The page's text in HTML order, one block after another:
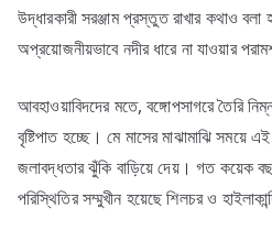
উদ্ধারকারী সরঞ্জাম প্রস্তুত রাখার কথাও বলা
অপ্রয়োজনীয়ভাবে নদীর ধারে না যাওয়ার
আবহাওয়াবিদদের মতে, বঙ্গোপসাগরে তৈরি
বৃষ্টিপাত হচ্ছে। মে মাসের মাঝামাঝি সময়ে
জলাবদ্ধতার ঝুঁকি বাড়িয়ে দেয়। গত কয়েক
পরিস্থিতির সম্মুখীন হয়েছে শিলচর ও